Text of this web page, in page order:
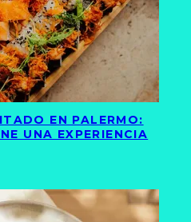
EN PALERMO:
UNA EXPERIENCIA